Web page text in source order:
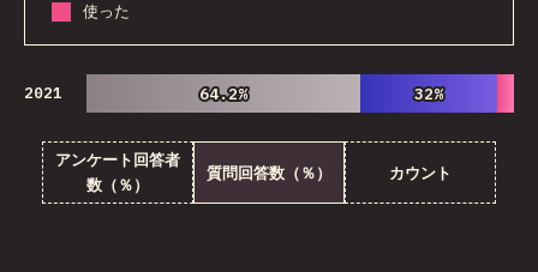
使った
2021 64.2%
64.2% 32%
32%
アンケート回答者
数（％）
質問回答数（％） カウント